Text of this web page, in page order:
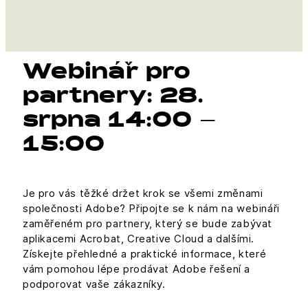
Webinář pro
partnery: 28.
srpna 14:00 –
15:00
Je pro vás těžké držet krok se všemi změnami
společnosti Adobe? Připojte se k nám na webináři
zaměřeném pro partnery, který se bude zabývat
aplikacemi Acrobat, Creative Cloud a dalšími.
Získejte přehledné a praktické informace, které
vám pomohou lépe prodávat Adobe řešení a
podporovat vaše zákazníky.